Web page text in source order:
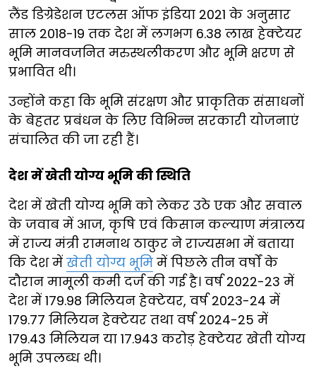
लैंड डिग्रेडेशन एटलस ऑफ इंडिया 2021 के अनुसार
साल 2018-19 तक देश में लगभग 6.38 लाख हेक्टेयर
भूमि मानवजनित मरुस्थलीकरण और भूमि क्षरण से
प्रभावित थी।
उन्होंने कहा कि भूमि संरक्षण और प्राकृतिक संसाधनों
के बेहतर प्रबंधन के लिए विभिन्न सरकारी योजनाएं
संचालित की जा रही हैं।
देश में खेती योग्य भूमि की स्थिति
देश में खेती योग्य भूमि को लेकर उठे एक और सवाल
के जवाब में आज, कृषि एवं किसान कल्याण मंत्रालय
में राज्य मंत्री रामनाथ ठाकुर ने राज्यसभा में बताया
कि देश में खेती योग्य भूमि में पिछले तीन वर्षों के
दौरान मामूली कमी दर्ज की गई है। वर्ष 2022-23 में
देश में 179.98 मिलियन हेक्टेयर, वर्ष 2023-24 में
179.77 मिलियन हेक्टेयर तथा वर्ष 2024-25 में
179.43 मिलियन या 17.943 करोड़ हेक्टेयर खेती योग्य
भूमि उपलब्ध थी।